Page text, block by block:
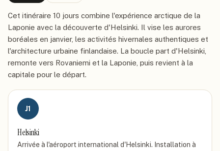
Cet itinéraire 10 jours combine l'expérience arctique de la
Laponie avec la découverte d'Helsinki. Il vise les aurores
boréales en janvier, les activités hivernales authentiques et
l'architecture urbaine finlandaise. La boucle part d'Helsinki,
remonte vers Rovaniemi et la Laponie, puis revient à la
capitale pour le départ.
J1
Helsinki
Arrivée à l'aéroport international d'Helsinki. Installation à